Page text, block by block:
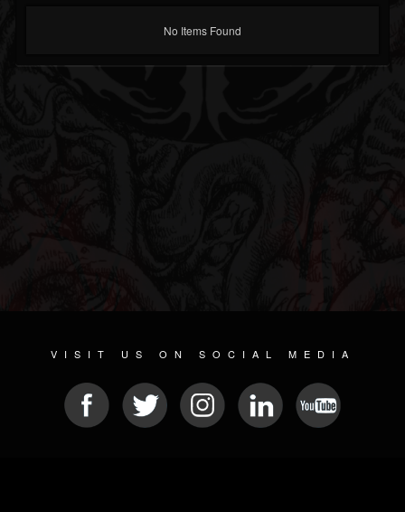
No Items Found
VISIT US ON SOCIAL MEDIA